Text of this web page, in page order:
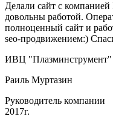
Делали сайт с компанией
довольны работой.
полноценный сайт и
seo-продвижением:)
ИВЦ "Плазминструмент"
Раиль Муртазин
Руководитель компании
2017г.